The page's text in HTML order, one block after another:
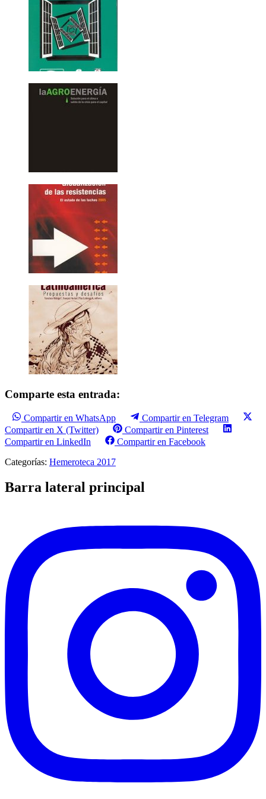
Comparte esta entrada:
Compartir en WhatsApp
Compartir en Telegram
Compartir en X (Twitter)
Compartir en Pinterest
Compartir en LinkedIn
Compartir en Facebook
Categorías: Hemeroteca 2017
Barra lateral principal